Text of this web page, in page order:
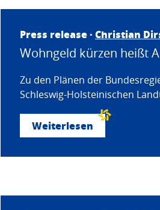
Press release · Christian
Wohngeld kürzen heißt
Zu den Plänen der
Schleswig-Holsteinischen
Weiterlesen